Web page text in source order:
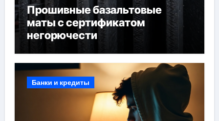
Прошивные базальтовые
маты с сертификатом
негорючести
Банки и кредиты